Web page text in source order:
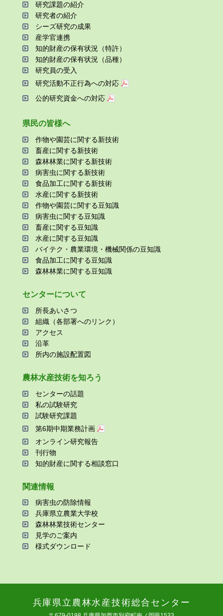
研究課題の紹介
研究者の紹介
シーズ研究の成果
産学官連携
知的財産の保有状況（特許）
知的財産の保有状況（品種）
研究員の受⼊
研究活動不正⾏為への対応
公的研究資金への対応
県⺠の皆様へ
作物や園芸に関する新技術
畜産に関する新技術
森林林業に関する新技術
病害⾍に関する新技術
⾷品加⼯に関する新技術
⽔産に関する新技術
作物や園芸に関する⾖知識
病害⾍に関する⾖知識
畜産に関する⾖知識
⽔産に関する⾖知識
バイテク・農業環境・機械関係の⾖知識
⾷品加⼯に関する⾖知識
森林林業に関する⾖知識
センターについて
所⻑あいさつ
組織（各部署へのリンク）
アクセス
沿⾰
所内の施設配置図
農林⽔産技術を知ろう
センターの話題
私の試験研究
試験研究課題
第6期中期業務計画
オンライン研究報告
刊⾏物
知的財産に関する相談窓⼝
関連情報
病害⾍の防除情報
兵庫県⽴農業⼤学校
森林林業技術センター
⾒学のご案内
様式ダウンロード
兵庫県⽴農林⽔産技術総合センター